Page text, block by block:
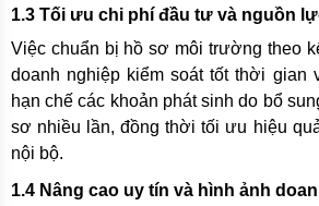
1.3 Tối ưu chi phí đầu tư và nguồn
Việc chuẩn bị hồ sơ môi trường theo
doanh nghiệp kiểm soát tốt thời gian
hạn chế các khoản phát sinh do bổ
sơ nhiều lần, đồng thời tối ưu hiệu
nội bộ.
1.4 Nâng cao uy tín và hình ảnh